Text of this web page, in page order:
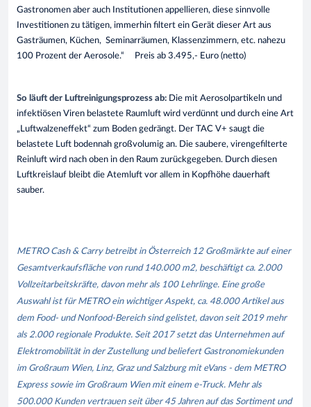
Gastronomen aber auch Institutionen appellieren, diese sinnvolle
Investitionen zu tätigen, immerhin filtert ein Gerät dieser Art aus
Gasträumen, Küchen, Seminarräumen, Klassenzimmern, etc. nahezu
100 Prozent der Aerosole.“ Preis ab 3.495,- Euro (netto)
So läuft der Luftreinigungsprozess ab: Die mit Aerosolpartikeln und
infektiösen Viren belastete Raumluft wird verdünnt und durch eine Art
„Luftwalzeneffekt“ zum Boden gedrängt. Der TAC V+ saugt die
belastete Luft bodennah großvolumig an. Die saubere, virengefilterte
Reinluft wird nach oben in den Raum zurückgegeben. Durch diesen
Luftkreislauf bleibt die Atemluft vor allem in Kopfhöhe dauerhaft
sauber.
METRO Cash & Carry betreibt in Österreich 12 Großmärkte auf einer
Gesamtverkaufsfläche von rund 140.000 m2, beschäftigt ca. 2.000
Vollzeitarbeitskräfte, davon mehr als 100 Lehrlinge. Eine große
Auswahl ist für METRO ein wichtiger Aspekt, ca. 48.000 Artikel aus
dem Food- und Nonfood-Bereich sind gelistet, davon seit 2019 mehr
als 2.000 regionale Produkte. Seit 2017 setzt das Unternehmen auf
Elektromobilität in der Zustellung und beliefert Gastronomiekunden
im Großraum Wien, Linz, Graz und Salzburg mit eVans - dem METRO
Express sowie im Großraum Wien mit einem e-Truck. Mehr als
500.000 Kunden vertrauen seit über 45 Jahren auf das Sortiment und